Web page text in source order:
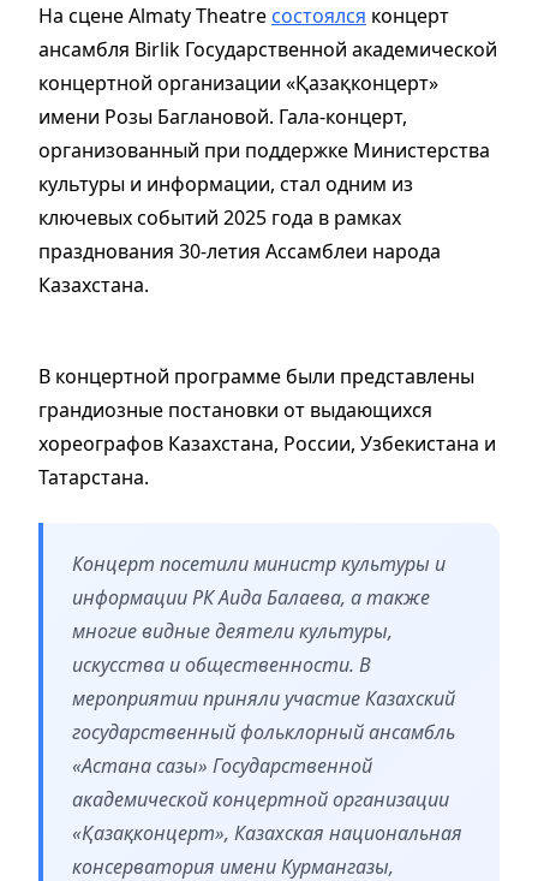
На сцене Almaty Theatre состоялся концерт
ансамбля Birlik Государственной академической
концертной организации «Қазақконцерт»
имени Розы Баглановой. Гала-концерт,
организованный при поддержке Министерства
культуры и информации, стал одним из
ключевых событий 2025 года в рамках
празднования 30-летия Ассамблеи народа
Казахстана.
В концертной программе были представлены
грандиозные постановки от выдающихся
хореографов Казахстана, России, Узбекистана и
Татарстана.
Концерт посетили министр культуры и
информации РК Аида Балаева, а также
многие видные деятели культуры,
искусства и общественности. В
мероприятии приняли участие Казахский
государственный фольклорный ансамбль
«Астана сазы» Государственной
академической концертной организации
«Қазақконцерт», Казахская национальная
консерватория имени Курмангазы,